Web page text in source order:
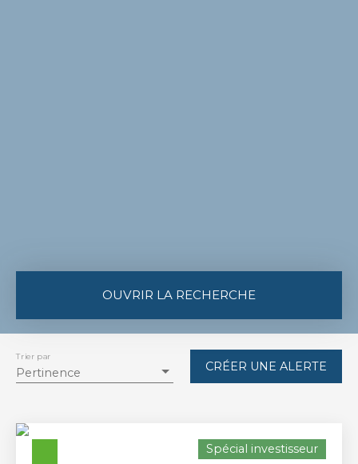
OUVRIR LA RECHERCHE
Type de bien
Localisation
Budget max (€)
Pertinence
Trier par
CRÉER UNE ALERTE
Spécial investisseur